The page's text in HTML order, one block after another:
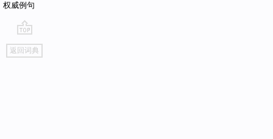
权威例句
go
top
返回词典